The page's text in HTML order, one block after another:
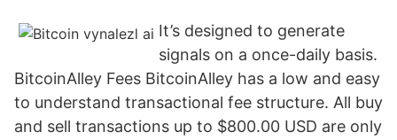
It’s designed to generate
signals on a once-daily basis.
BitcoinAlley Fees BitcoinAlley has a low and easy
to understand transactional fee structure. All buy
and sell transactions up to $800.00 USD are only